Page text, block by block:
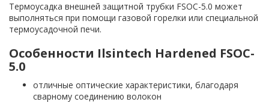
Термоусадка внешней защитной трубки FSOC-5.0 может
выполняться при помощи газовой горелки или специальной
термоусадочной печи.
Особенности Ilsintech Hardened FSOC-
5.0
отличные оптические характеристики, благодаря
сварному соединению волокон